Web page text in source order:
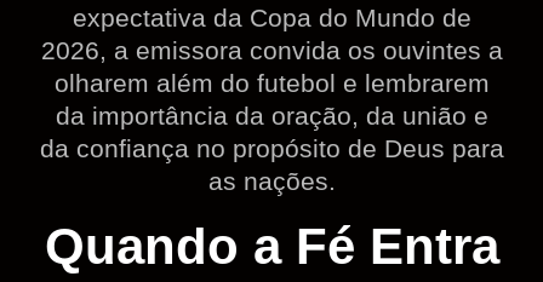
expectativa da Copa do Mundo de
2026, a emissora convida os ouvintes a
olharem além do futebol e lembrarem
da importância da oração, da união e
da confiança no propósito de Deus para
as nações.
Quando a Fé Entra